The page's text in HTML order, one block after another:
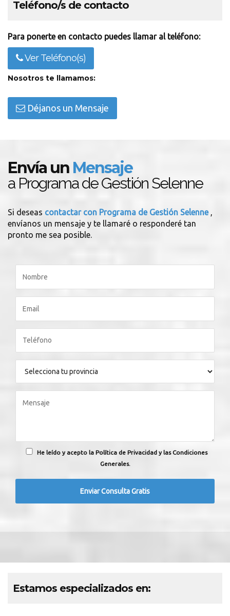
Teléfono/s de contacto
Para ponerte en contacto puedes llamar al teléfono:
Ver Teléfono(s)
Nosotros te llamamos:
Déjanos un Mensaje
Envía un Mensaje
a Programa de Gestión Selenne
Si deseas contactar con Programa de Gestión Selenne ,
envíanos un mensaje y te llamaré o responderé tan
pronto me sea posible.
He leído y acepto la Política de Privacidad y las Condiciones
Generales.
Estamos especializados en: